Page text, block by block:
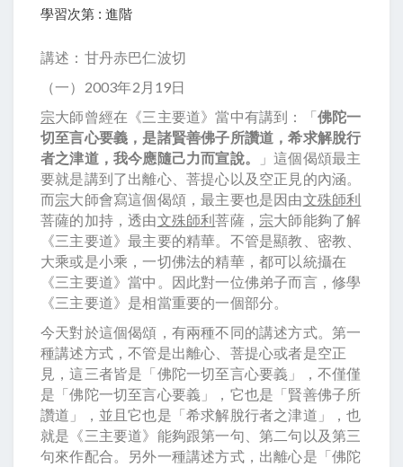
學習次第 : 進階
講述：甘丹赤巴仁波切
（一）2003年2月19日
宗大師曾經在《三主要道》當中有講到：「佛陀一
切至言心要義，是諸賢善佛子所讚道，希求解脫行
者之津道，我今應隨己力而宣說。
」這個偈頌最主
要就是講到了出離心、菩提心以及空正見的內涵。
而宗大師會寫這個偈頌，最主要也是因由文殊師利
菩薩的加持，透由文殊師利菩薩， 宗大師能夠了解
《三主要道》最主要的精華。不管是顯教、密教、
大乘或是小乘，一切佛法的精華，都可以統攝在
《三主要道》當中。因此對一位佛弟子而言，修學
《三主要道》是相當重要的一個部分。
今天對於這個偈頌，有兩種不同的講述方式。第一
種講述方式，不管是出離心、菩提心或者是空正
見，這三者皆是「佛陀一切至言心要義」，不僅僅
是「佛陀一切至言心要義」，它也是「賢善佛子所
讚道」，並且它也是「希求解脫行者之津道」，也
就是《三主要道》能夠跟第一句、第二句以及第三
句來作配合。另外一種講述方式，出離心是「佛陀